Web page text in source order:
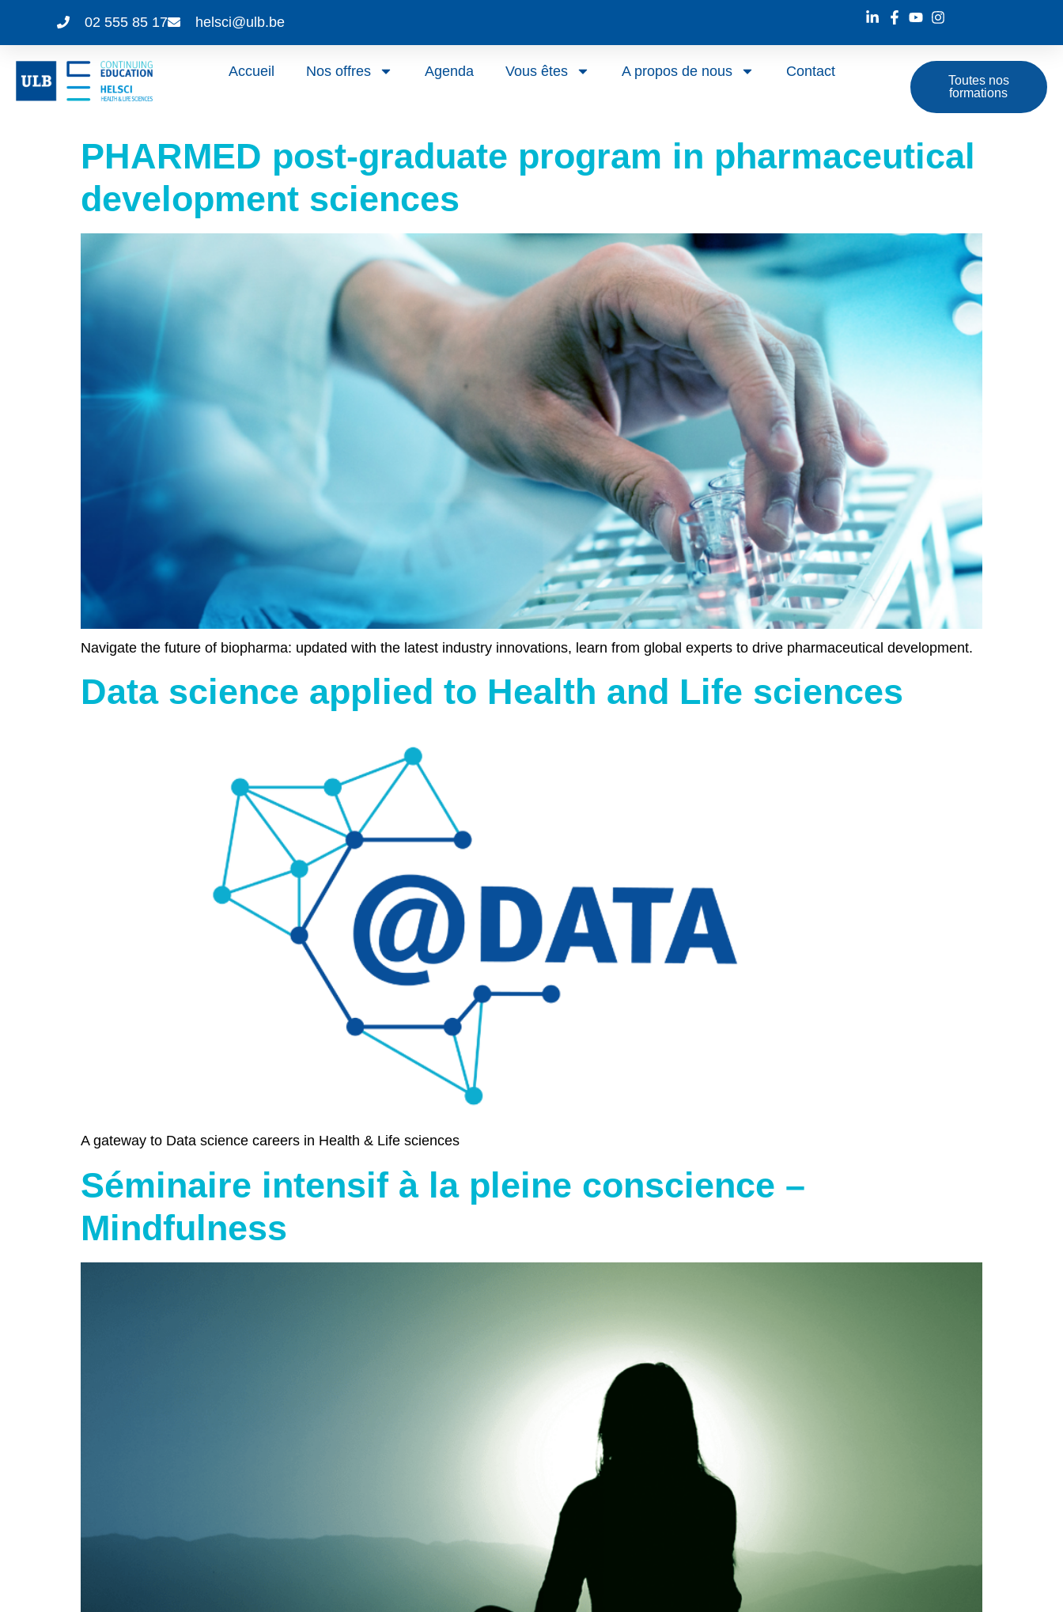
02 555 85 17 helsci@ulb.be
Accueil Nos offres Agenda Vous êtes A propos de nous Contact
Toutes nos
formations
PHARMED post-graduate program in pharmaceutical
development sciences
Navigate the future of biopharma: updated with the latest industry innovations, learn from global experts to drive pharmaceutical development.
Data science applied to Health and Life sciences
A gateway to Data science careers in Health & Life sciences
Séminaire intensif à la pleine conscience –
Mindfulness